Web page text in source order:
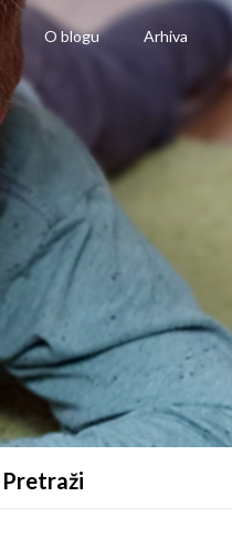
O blogu Arhiva
Pretraži